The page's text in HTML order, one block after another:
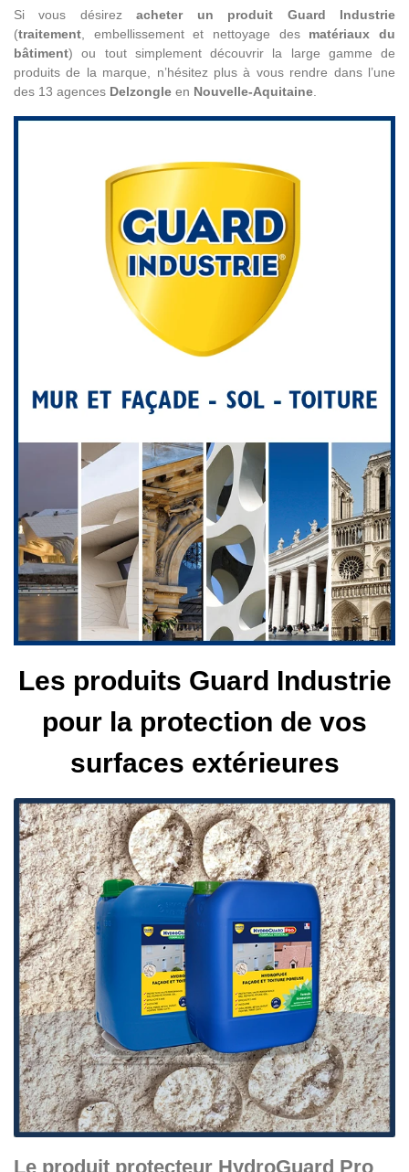
Si vous désirezacheter un produit Guard Industrie
(traitement , embellissement et nettoyage des matériaux du
bâtiment) ou tout simplement découvrir la large gamme de
produits de la marque, n’hésitez plus à vous rendre dans l’une
des 13 agences Delzongle en Nouvelle-Aquitaine
Les produits Guard Industrie
pour la protection de vos
surfaces extérieures
Le produit protecteur HydroGuard Pro